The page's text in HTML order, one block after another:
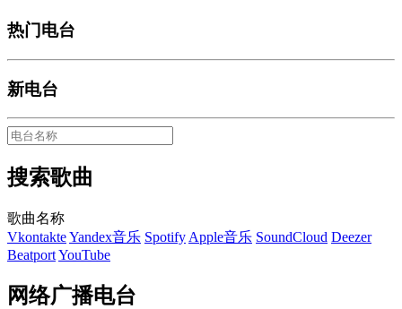
热门电台
新电台
搜索歌曲
歌曲名称
VkontakteYandex音乐 Spotify Apple音乐 SoundCloud Deezer
BeatportYouTube
网络广播电台